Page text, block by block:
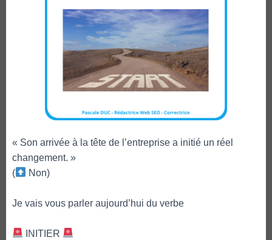
« Son arrivée à la tête de l’entreprise a initié un réel
changement. »
(
Non)
Je vais vous parler aujourd’hui du verbe
INITIER